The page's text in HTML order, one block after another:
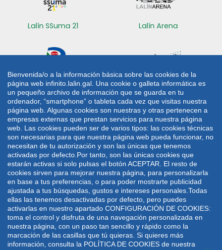
Bienvenida/o a la información básica sobre las cookies de la
página web infinito.lalin.gal. Una cookie o galleta informática es
un pequeño archivo de información que se guarda en tu
ordenador, “smartphone” o tableta cada vez que visitas nuestra
página web. Algunas cookies son nuestras y otras pertenecen a
empresas externas que prestan servicios para nuestra página
web. Las cookies pueden ser de varios tipos: las cookies técnicas
son necesarias para que nuestra página web pueda funcionar, no
necesitan de tu autorización y son las únicas que tenemos
activadas por defecto.Por tanto, son las únicas cookies que
estarán activas si solo pulsas el botón ACEPTAR. El resto de
cookies sirven para mejorar nuestra página, para personalizarla
en base a tus preferencias, o para poder mostrarte publicidad
ajustada a tus búsquedas, gustos e intereses personales.Todas
ellas las tenemos desactivadas por defecto, pero puedes
activarlas en nuestro apartado CONFIGURACIÓN DE COOKIES:
toma el control y disfruta de una navegación personalizada en
nuestra página, con un paso tan sencillo y rápido como la
marcación de las casillas que tú quieras. Si quieres más
información, consulta la POLÍTICA DE COOKIES de nuestra
Lalín SSuma 21 Lalín Arena
Radio Lalín Sede electrónica
CONTACTO
Plaza de Galicia 1
36500 Lalín
986 787 060
986 782 042
lalin@lalin.gal
Mapa web Aviso legal
Política de privacidade
Política de cookies
Deseño e desenvolvemento: UTE VODAFONE -
WEBDREAMS